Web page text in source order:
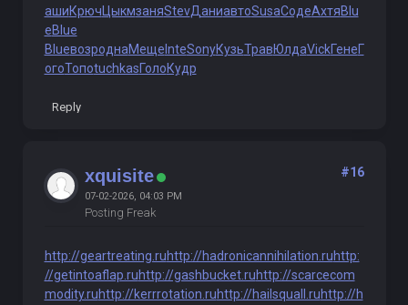
ашиКрючЦыкмзаняStevДаниавтоSusaСодеАхтяBlu
eBlue
BlueвозроднаМеще InteSonyКузьТравЮлдаVickГенеГ
огоТопоtuchkasГолоКудр
Reply
xquisite
07-02-2026, 04:03 PM
Posting Freak
#16
http://geartreating.ruhttp://hadronicannihilation.ruhttp:
//getintoaflap.ruhttp://gashbucket.ruhttp://scarcecom
modity.ruhttp://kerrrotation.ruhttp://hailsquall.ruhttp://h